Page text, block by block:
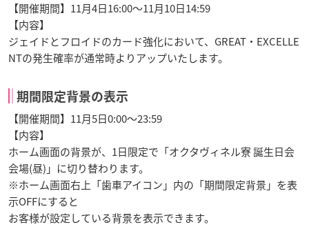
【開催期間】11月4日16:00～11月10日14:59
【内容】
ジェイドとフロイドのカード強化において、GREAT・EXCELLE
NTの発生確率が通常時よりアップいたします。
期間限定背景の表示
【開催期間】11月5日0:00～23:59
【内容】
ホーム画面の背景が、1日限定で「オクタヴィネル寮 誕生日会
会場(昼)」に切り替わります。
※ホーム画面右上「歯車アイコン」内の「期間限定背景」を表
示OFFにすると
お客様が設定している背景を表示できます。